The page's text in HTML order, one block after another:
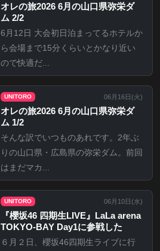
オレの旅2026 6月の山口県弥栄ダ
ム 2/2
6月12日 大会初日泊まってるホテルか
ら会場まで15分くらいとかなり近い
ので快適だ...
UNITORO 06月16日(火)
オレの旅2026 6月の山口県弥栄ダ
ム 1/2
そんな訳でいつものあれです。2年ぶ
りの山口県・広島県の弥栄ダム。前回
はまだマカ...
UNITORO 06月10日(水)
『櫻坂46 四期生LIVE』LaLa arena
TOKYO-BAY Day1に参戦した
６月２日、櫻坂46四期生ライブに行